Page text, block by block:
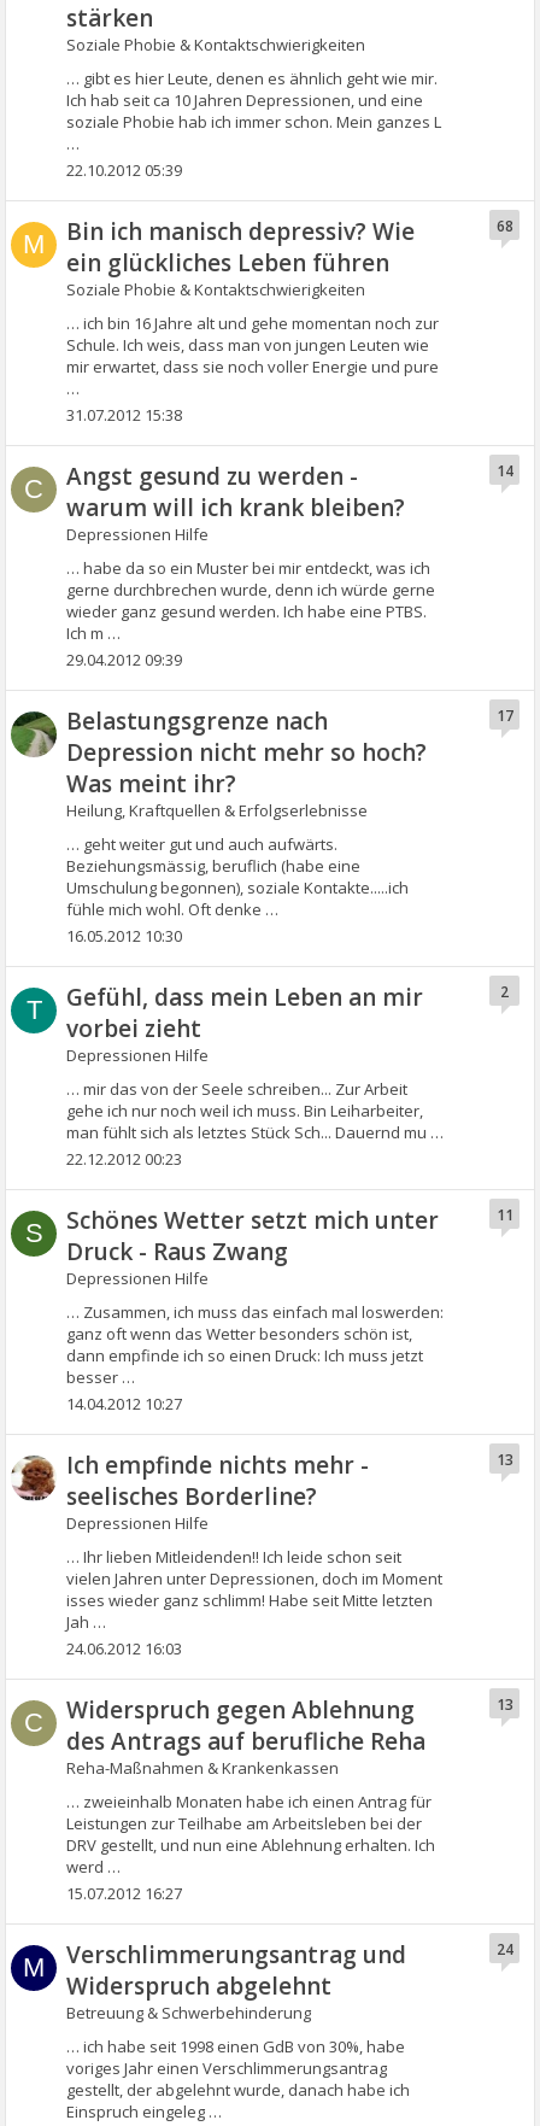
stärken
Soziale Phobie & Kontaktschwierigkeiten
… gibt es hier Leute, denen es ähnlich geht wie mir.
Ich hab seit ca 10 Jahren Depressionen, und eine
soziale Phobie hab ich immer schon. Mein ganzes L
…
22.10.2012 05:39
M
Bin ich manisch depressiv? Wie
ein glückliches Leben führen
Soziale Phobie & Kontaktschwierigkeiten
… ich bin 16 Jahre alt und gehe momentan noch zur
Schule. Ich weis, dass man von jungen Leuten wie
mir erwartet, dass sie noch voller Energie und pure
…
68
31.07.2012 15:38
C
Angst gesund zu werden -
warum will ich krank bleiben?
Depressionen Hilfe
… habe da so ein Muster bei mir entdeckt, was ich
gerne durchbrechen wurde, denn ich würde gerne
wieder ganz gesund werden. Ich habe eine PTBS.
Ich m …
14
29.04.2012 09:39
Belastungsgrenze nach
Depression nicht mehr so hoch?
Was meint ihr?
Heilung, Kraftquellen & Erfolgserlebnisse
… geht weiter gut und auch aufwärts.
Beziehungsmässig, beruflich (habe eine
Umschulung begonnen), soziale Kontakte.....ich
fühle mich wohl. Oft denke …
17
16.05.2012 10:30
T
Gefühl, dass mein Leben an mir
vorbei zieht
Depressionen Hilfe
… mir das von der Seele schreiben... Zur Arbeit
gehe ich nur noch weil ich muss. Bin Leiharbeiter,
man fühlt sich als letztes Stück Sch... Dauernd mu …
2
22.12.2012 00:23
S
Schönes Wetter setzt mich unter
Druck - Raus Zwang
Depressionen Hilfe
… Zusammen, ich muss das einfach mal loswerden:
ganz oft wenn das Wetter besonders schön ist,
dann empfinde ich so einen Druck: Ich muss jetzt
besser …
11
14.04.2012 10:27
Ich empfinde nichts mehr -
seelisches Borderline?
Depressionen Hilfe
… Ihr lieben Mitleidenden!! Ich leide schon seit
vielen Jahren unter Depressionen, doch im Moment
isses wieder ganz schlimm! Habe seit Mitte letzten
Jah …
13
24.06.2012 16:03
C
Widerspruch gegen Ablehnung
des Antrags auf berufliche Reha
Reha-Maßnahmen & Krankenkassen
… zweieinhalb Monaten habe ich einen Antrag für
Leistungen zur Teilhabe am Arbeitsleben bei der
DRV gestellt, und nun eine Ablehnung erhalten. Ich
werd …
13
15.07.2012 16:27
M
Verschlimmerungsantrag und
Widerspruch abgelehnt
Betreuung & Schwerbehinderung
… ich habe seit 1998 einen GdB von 30%, habe
voriges Jahr einen Verschlimmerungsantrag
gestellt, der abgelehnt wurde, danach habe ich
Einspruch eingeleg …
24